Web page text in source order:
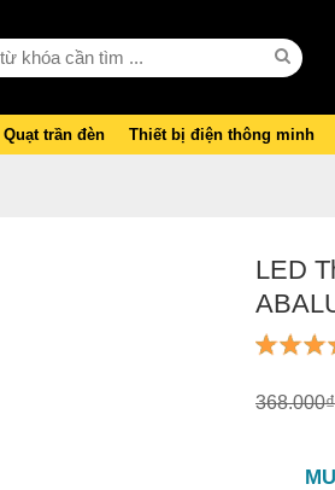
Quạt trần đèn Thiết bị điện thông minh
LED
368.000₫